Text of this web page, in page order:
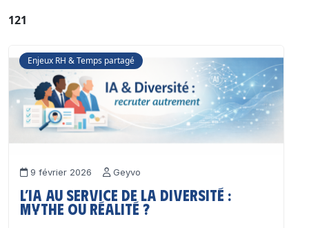
121
Enjeux RH & Temps partagé
9 février 2026 Geyvo
L’IA au service de la diversité :
mythe ou réalité ?